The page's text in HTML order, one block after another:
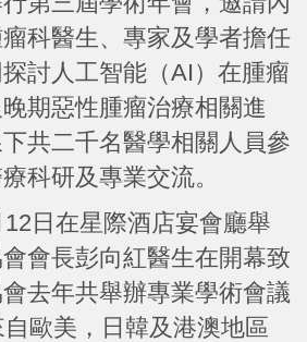
科醫生、專家及學者擔任
討人工智能（AI）在腫瘤
期惡性腫瘤治療相關進
共二千名醫學相關人員參
科研及專業交流。
日在星際酒店宴會廳舉
會長彭向紅醫生在開幕致
去年共舉辦專業學術會議
歐美，日韓及港澳地區